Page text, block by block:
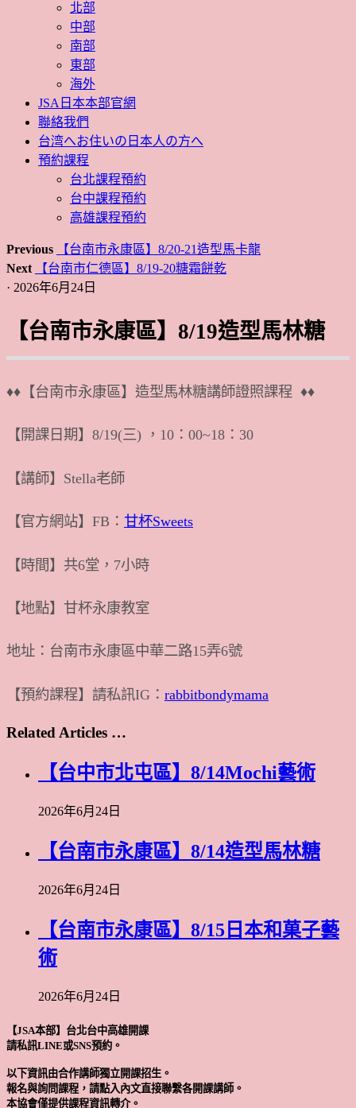
北部
中部
南部
東部
海外
JSA日本本部官網
聯絡我們
台湾へお住いの日本人の方へ
預約課程
台北課程預約
台中課程預約
高雄課程預約
Previous
【台南市永康區】8/20-21造型馬卡龍
Next
【台南市仁德區】8/19-20糖霜餅乾
· 2026年6月24日
【台南市永康區】8/19造型馬林糖
♦♦【台南市永康區】造型馬林糖講師證照課程 ♦♦
【開課日期】8/19(三) ，10：00~18：30
【講師】Stella老師
【官方網站】FB： 甘杯Sweets
【時間】共6堂，7小時
【地點】甘杯永康教室
地址：台南市永康區中華二路15弄6號
【預約課程】請私訊IG： rabbitbondymama
Related Articles …
【台中市北屯區】8/14Mochi藝術
2026年6月24日
【台南市永康區】8/14造型馬林糖
2026年6月24日
【台南市永康區】8/15日本和菓子藝
術
2026年6月24日
【JSA本部】台北台中高雄開課
請私訊LINE或SNS預約。
以下資訊由合作講師獨立開課招生。
報名與詢問課程，請點入內文直接聯繫各開課講師。
本協會僅提供課程資訊轉介。